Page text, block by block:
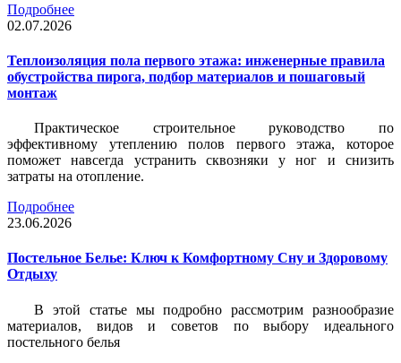
Подробнее
02.07.2026
Теплоизоляция пола первого этажа: инженерные правила
обустройства пирога, подбор материалов и пошаговый
монтаж
Практическое строительное руководство по
эффективному утеплению полов первого этажа, которое
поможет навсегда устранить сквозняки у ног и снизить
затраты на отопление.
Подробнее
23.06.2026
Постельное Белье: Ключ к Комфортному Сну и Здоровому
Отдыху
В этой статье мы подробно рассмотрим разнообразие
материалов, видов и советов по выбору идеального
постельного белья